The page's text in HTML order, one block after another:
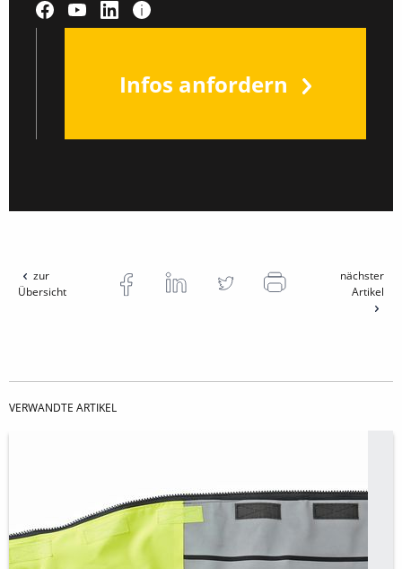
Infos anfordern
zur
Übersicht
nächster
Artikel
VERWANDTE ARTIKEL